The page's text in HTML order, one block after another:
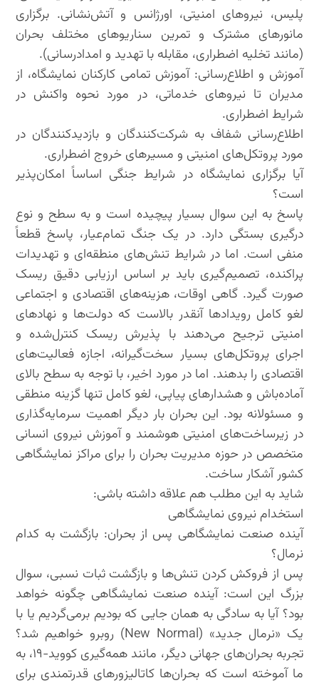
پلیس، نیروهای امنیتی، اورژانس و آتش‌نشانی. برگزاری
مانورهای مشترک و تمرین سناریوهای مختلف بحران
(مانند تخلیه اضطراری، مقابله با تهدید و امدادرسانی).
آموزش و اطلاع‌رسانی: آموزش تمامی کارکنان نمایشگاه، از
مدیران تا نیروهای خدماتی، در مورد نحوه واکنش در
شرایط اضطراری.
اطلاع‌رسانی شفاف به شرکت‌کنندگان و بازدیدکنندگان در
مورد پروتکل‌های امنیتی و مسیرهای خروج اضطراری.
آیا برگزاری نمایشگاه در شرایط جنگی اساساً امکان‌پذیر
است؟
پاسخ به این سوال بسیار پیچیده است و به سطح و نوع
درگیری بستگی دارد. در یک جنگ تمام‌عیار، پاسخ قطعاً
منفی است. اما در شرایط تنش‌های منطقه‌ای و تهدیدات
پراکنده، تصمیم‌گیری باید بر اساس ارزیابی دقیق ریسک
صورت گیرد. گاهی اوقات، هزینه‌های اقتصادی و اجتماعی
لغو کامل رویدادها آنقدر بالاست که دولت‌ها و نهادهای
امنیتی ترجیح می‌دهند با پذیرش ریسک کنترل‌شده و
اجرای پروتکل‌های بسیار سخت‌گیرانه، اجازه فعالیت‌های
اقتصادی را بدهند. اما در مورد اخیر، با توجه به سطح بالای
آماده‌باش و هشدارهای پیاپی، لغو کامل تنها گزینه منطقی
و مسئولانه بود. این بحران بار دیگر اهمیت سرمایه‌گذاری
در زیرساخت‌های امنیتی هوشمند و آموزش نیروی انسانی
متخصص در حوزه مدیریت بحران را برای مراکز نمایشگاهی
کشور آشکار ساخت.
شاید به این مطلب هم علاقه داشته باشی:
استخدام نیروی نمایشگاهی
آینده صنعت نمایشگاهی پس از بحران: بازگشت به کدام
نرمال؟
پس از فروکش کردن تنش‌ها و بازگشت ثبات نسبی، سوال
بزرگ این است: آینده صنعت نمایشگاهی چگونه خواهد
بود؟ آیا به سادگی به همان جایی که بودیم برمی‌گردیم یا با
یک «نرمال جدید» (New Normal) روبرو خواهیم شد؟
تجربه بحران‌های جهانی دیگر، مانند همه‌گیری کووید-۱۹، به
ما آموخته است که بحران‌ها کاتالیزورهای قدرتمندی برای